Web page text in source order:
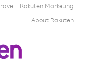
Rakuten Marketing
About Rakuten